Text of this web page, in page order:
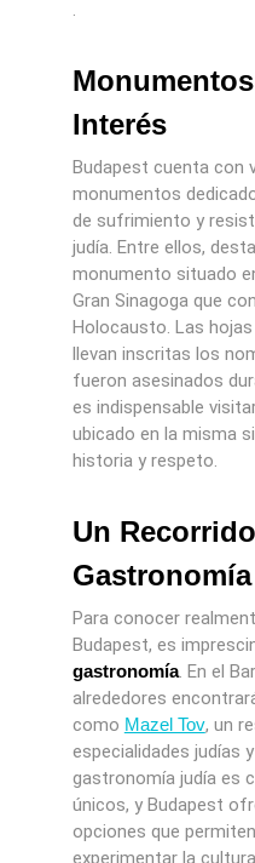
.
Interés
Budapest cuenta con
monumentos
de sufrimiento y
judía. Entre ellos,
monumento situado
Gran Sinagoga que
Holocausto. Las
llevan inscritas los
fueron asesinados
es indispensable
ubicado en la misma
historia y respeto.
Un
Para conocer
Budapest, es
gastronomía. En el
alrededores
como Mazel Tov, un
especialidades judías
gastronomía judía es
únicos, y Budapest
opciones que
experimentar la